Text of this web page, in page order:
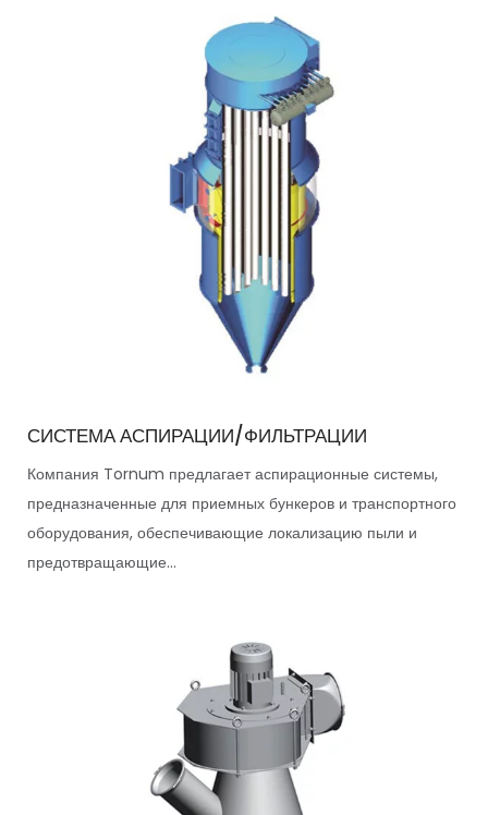
СИСТЕМА АСПИРАЦИИ/ФИЛЬТРАЦИИ
Компания Tornum предлагает аспирационные системы,
предназначенные для приемных бункеров и транспортного
оборудования, обеспечивающие локализацию пыли и
предотвращающие...